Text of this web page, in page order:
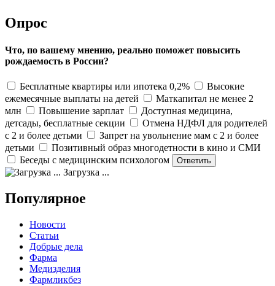
Опрос
Что, по вашему мнению, реально поможет повысить
рождаемость в России?
Бесплатные квартиры или ипотека 0,2%
Высокие
ежемесячные выплаты на детей
Маткапитал не менее 2
млн
Повышение зарплат
Доступная медицина,
детсады, бесплатные секции
Отмена НДФЛ для родителей
с 2 и более детьми
Запрет на увольнение мам с 2 и более
детьми
Позитивный образ многодетности в кино и СМИ
Беседы с медицинским психологом
Загрузка ...
Популярное
Новости
Статьи
Добрые дела
Фарма
Медизделия
Фармликбез